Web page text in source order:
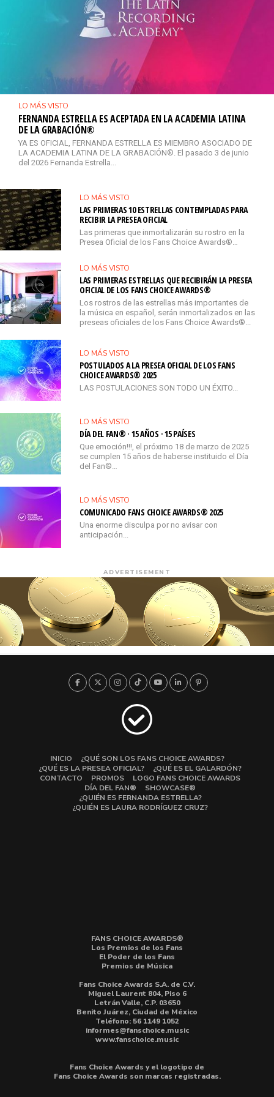
LO MÁS VISTO
FERNANDA ESTRELLA ES ACEPTADA EN LA ACADEMIA LATINA
DE LA GRABACIÓN®
YA ES OFICIAL, FERNANDA ESTRELLA ES MIEMBRO ASOCIADO DE
LA ACADEMIA LATINA DE LA GRABACIÓN®. El pasado 3 de junio
del 2026 Fernanda Estrella...
LO MÁS VISTO
LAS PRIMERAS 10 ESTRELLAS CONTEMPLADAS PARA
RECIBIR LA PRESEA OFICIAL
Las primeras que inmortalizarán su rostro en la
Presea Oficial de los Fans Choice Awards®…
LO MÁS VISTO
LAS PRIMERAS ESTRELLAS QUE RECIBIRÁN LA PRESEA
OFICIAL DE LOS FANS CHOICE AWARDS®
Los rostros de las estrellas más importantes de
la música en español, serán inmortalizados en las
preseas oficiales de los Fans Choice Awards®...
LO MÁS VISTO
POSTULADOS A LA PRESEA OFICIAL DE LOS FANS
CHOICE AWARDS® 2025
LAS POSTULACIONES SON TODO UN ÉXITO...
LO MÁS VISTO
DÍA DEL FAN® · 15 AÑOS · 15 PAÍSES
Que emoción!!!, el próximo 18 de marzo de 2025
se cumplen 15 años de haberse instituido el Día
del Fan®…
LO MÁS VISTO
COMUNICADO FANS CHOICE AWARDS® 2025
Una enorme disculpa por no avisar con
anticipación...
ADVERTISEMENT
INICIO
¿QUÉ SON LOS FANS CHOICE AWARDS?
¿QUÉ ES LA PRESEA OFICIAL?
¿QUÉ ES EL GALARDÓN?
CONTACTO
PROMOS
LOGO FANS CHOICE AWARDS
DÍA DEL FAN®
SHOWCASE®
¿QUIÉN ES FERNANDA ESTRELLA?
¿QUIÉN ES LAURA RODRÍGUEZ CRUZ?
FANS CHOICE AWARDS®
Los Premios de los Fans
El Poder de los Fans
Premios de Música
Fans Choice Awards S.A. de C.V.
Miguel Laurent 804, Piso 6
Letrán Valle, C.P. 03650
Benito Juárez, Ciudad de México
Teléfono: 56 1149 1052
informes@fanschoice.music
www.fanschoice.music
Fans Choice Awards y el logotipo de
Fans Choice Awards son marcas registradas.